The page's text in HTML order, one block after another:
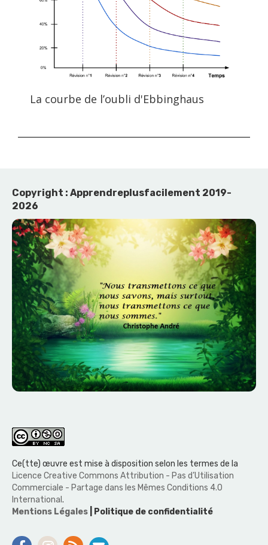
La courbe de l’oubli d'Ebbinghaus
Copyright : Apprendreplusfacilement 2019-
2026
Ce(tte) œuvre est mise à disposition selon les termes de la
Licence Creative Commons Attribution - Pas d’Utilisation
Commerciale - Partage dans les Mêmes Conditions 4.0
International .
Mentions Légales
| Politique de confidentialité